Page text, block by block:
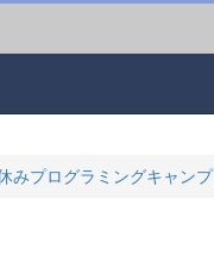
みプログラミングキャンプ